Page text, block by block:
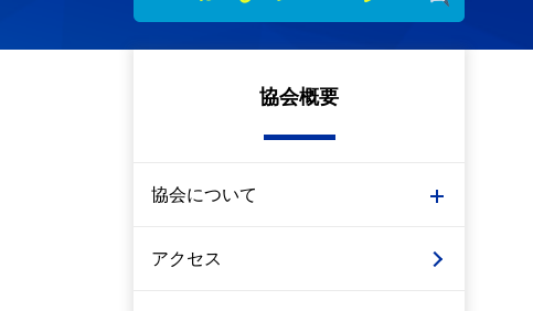
協会概要
協会について
アクセス